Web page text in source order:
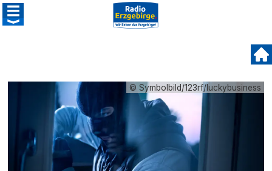
© Symbolbild/123rf/luckybusiness